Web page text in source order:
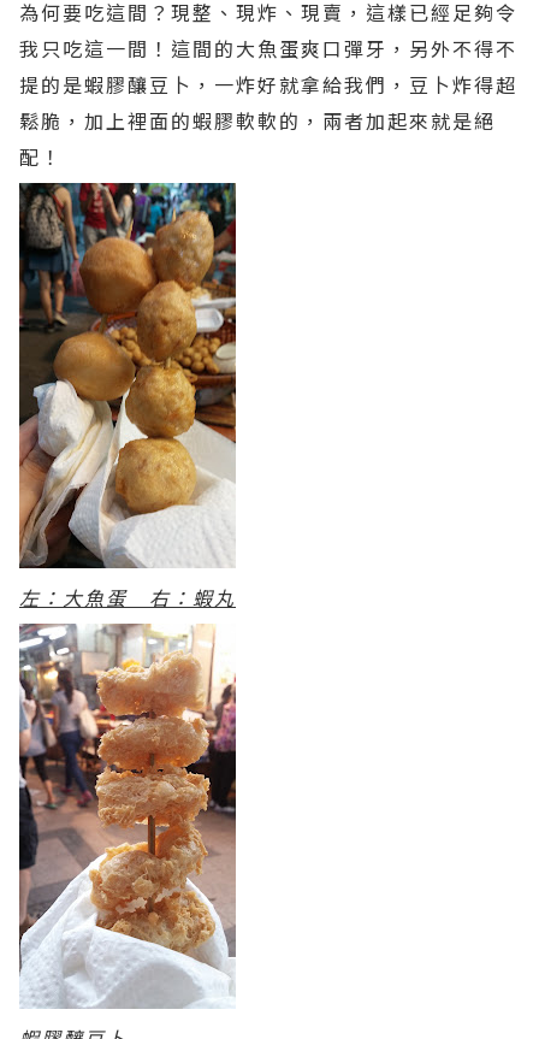
為何要吃這間？現整、現炸、現賣，這樣已經足夠令
我只吃這一間！這間的大魚蛋爽口彈牙，另外不得不
提的是蝦膠釀豆卜，一炸好就拿給我們，豆卜炸得超
鬆脆，加上裡面的蝦膠軟軟的，兩者加起來就是絕
配！
左：大魚蛋 右：蝦丸